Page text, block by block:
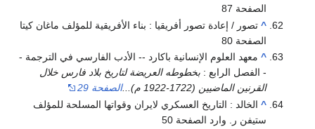
الصفحة 87
^ تصور / إعادة تصور أفريقيا : بناء الأفريقية للمؤلف ماغان كيتا
الصفحة 80
^ معهد العلوم الإنسانية باكارد -- الأدب الفارسي في الترجمة -
- الفصل الرابع : بخطوطه العريضة لتاريخ بلاد فارس خلال
القرنين الماضيين (1722-1922 م)...
الصفحة 29
^ الخالد : التاريخ العسكري لايران وقواتها المسلحة للمؤلف
ستيفن ر. وارد الصفحة 50